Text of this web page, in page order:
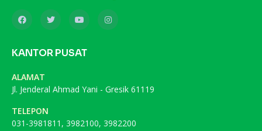
KANTOR PUSAT
ALAMAT
Jl. Jenderal Ahmad Yani - Gresik 61119
TELEPON
031-3981811, 3982100, 3982200